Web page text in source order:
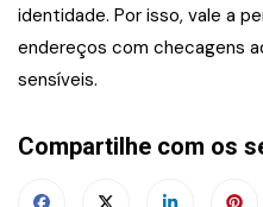
identidade. Por isso, vale a
endereços com checagens
sensíveis.
Compartilhe com os